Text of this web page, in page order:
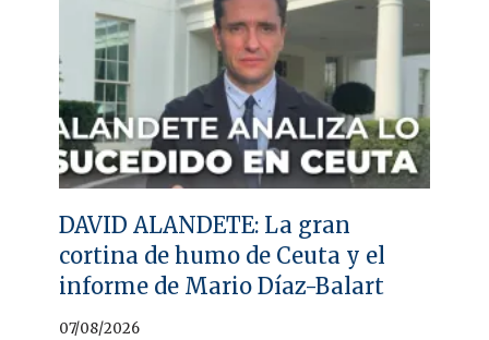
DAVID ALANDETE: La gran
cortina de humo de Ceuta y el
informe de Mario Díaz-Balart
07/08/2026